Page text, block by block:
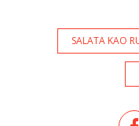
SALATA KAO